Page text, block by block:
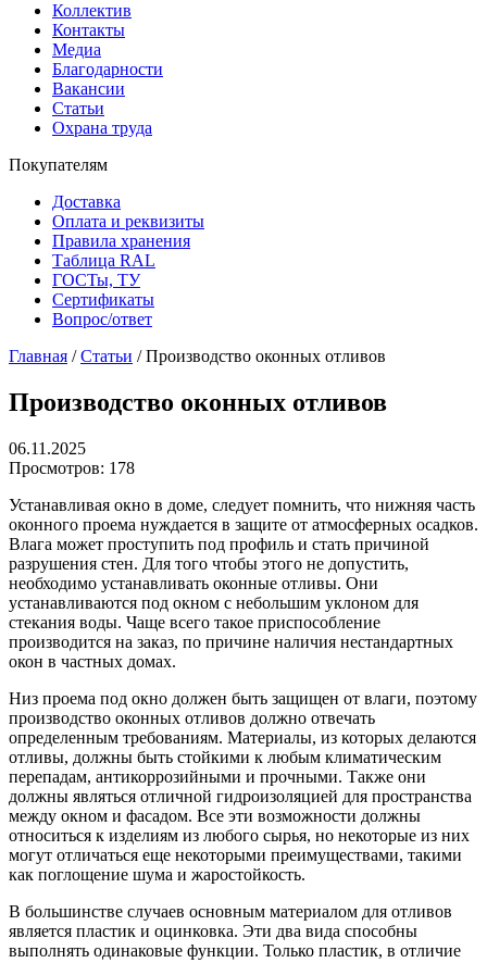
Коллектив
Контакты
Медиа
Благодарности
Вакансии
Статьи
Охрана труда
Покупателям
Доставка
Оплата и реквизиты
Правила хранения
Таблица RAL
ГОСТы, ТУ
Сертификаты
Вопрос/ответ
Главная /Статьи /Производство оконных отливов
Производство оконных отливов
06.11.2025
Просмотров: 178
Устанавливая окно в доме, следует помнить, что нижняя часть
оконного проема нуждается в защите от атмосферных осадков.
Влага может проступить под профиль и стать причиной
разрушения стен. Для того чтобы этого не допустить,
необходимо устанавливать оконные отливы. Они
устанавливаются под окном с небольшим уклоном для
стекания воды. Чаще всего такое приспособление
производится на заказ, по причине наличия нестандартных
окон в частных домах.
Низ проема под окно должен быть защищен от влаги, поэтому
производство оконных отливов должно отвечать
определенным требованиям. Материалы, из которых делаются
отливы, должны быть стойкими к любым климатическим
перепадам, антикоррозийными и прочными. Также они
должны являться отличной гидроизоляцией для пространства
между окном и фасадом. Все эти возможности должны
относиться к изделиям из любого сырья, но некоторые из них
могут отличаться еще некоторыми преимуществами, такими
как поглощение шума и жаростойкость.
В большинстве случаев основным материалом для отливов
является пластик и оцинковка. Эти два вида способны
выполнять одинаковые функции. Только пластик, в отличие